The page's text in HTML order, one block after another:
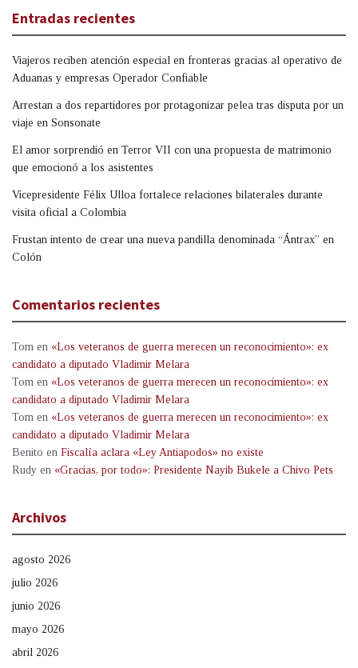
Entradas recientes
Viajeros reciben atención especial en fronteras gracias al operativo de
Aduanas y empresas Operador Confiable
Arrestan a dos repartidores por protagonizar pelea tras disputa por un
viaje en Sonsonate
El amor sorprendió en Terror VII con una propuesta de matrimonio
que emocionó a los asistentes
Vicepresidente Félix Ulloa fortalece relaciones bilaterales durante
visita oficial a Colombia
Frustan intento de crear una nueva pandilla denominada “Ántrax” en
Colón
Comentarios recientes
Tom en «Los veteranos de guerra merecen un reconocimiento»: ex
candidato a diputado Vladimir Melara
Tom en «Los veteranos de guerra merecen un reconocimiento»: ex
candidato a diputado Vladimir Melara
Tom en «Los veteranos de guerra merecen un reconocimiento»: ex
candidato a diputado Vladimir Melara
Benito en Fiscalía aclara «Ley Antiapodos» no existe
Rudy en «Gracias, por todo»: Presidente Nayib Bukele a Chivo Pets
Archivos
agosto 2026
julio 2026
junio 2026
mayo 2026
abril 2026